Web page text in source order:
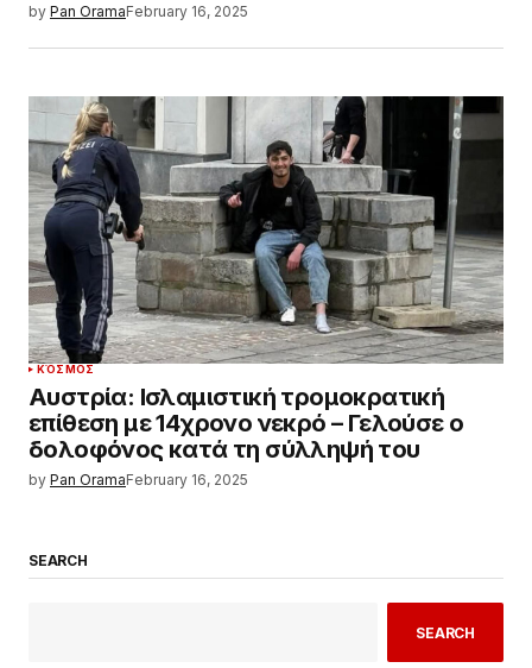
by Pan OramaFebruary 16, 2025
ΚΌΣΜΟΣ
Αυστρία: Ισλαμιστική τρομοκρατική
επίθεση με 14χρονο νεκρό – Γελούσε ο
δολοφόνος κατά τη σύλληψή του
by Pan OramaFebruary 16, 2025
SEARCH
SEARCH